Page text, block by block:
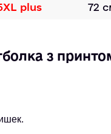
plus 72
з